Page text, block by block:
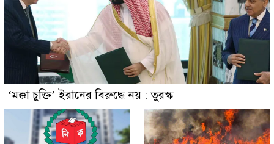
‘মক্কা চুক্তি’ ইরানের বিরুদ্ধে নয় : তুরস্ক